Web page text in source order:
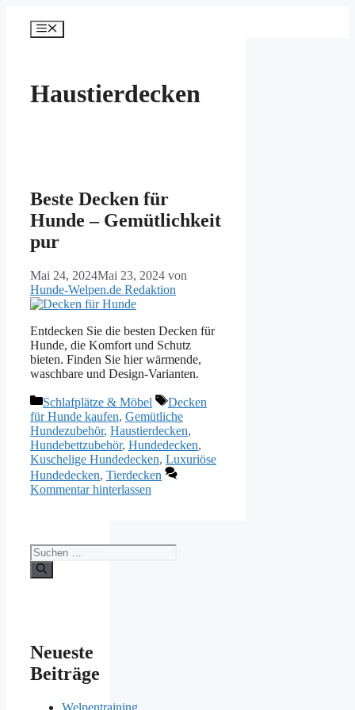
Inhalt
springen
Menü
Haustierdecken
Beste Decken für
Hunde – Gemütlichkeit
pur
Mai 24, 2024Mai 23, 2024 von
Hunde-Welpen.de Redaktion
Entdecken Sie die besten Decken für
Hunde, die Komfort und Schutz
bieten. Finden Sie hier wärmende,
waschbare und Design-Varianten.
Kategorien
Schlafplätze & Möbel Schlagwörter
Decken
für Hunde kaufen, Gemütliche
Hundezubehör, Haustierdecken,
Hundebettzubehör, Hundedecken,
Kuschelige Hundedecken, Luxuriöse
Hundedecken, Tierdecken
Kommentar hinterlassen
Suchen
nach:
Neueste
Beiträge